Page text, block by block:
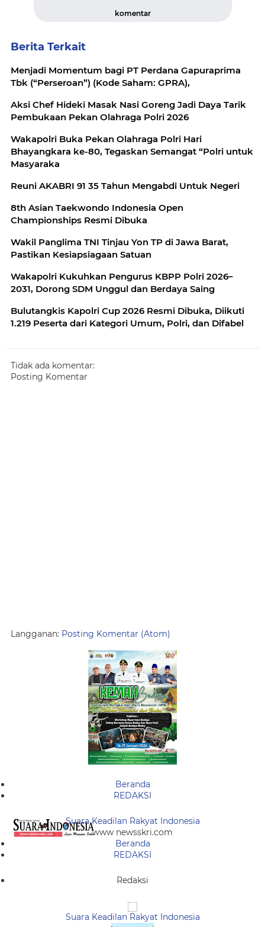
komentar
Berita Terkait
Menjadi Momentum bagi PT Perdana Gapuraprima
Tbk (“Perseroan”) (Kode Saham: GPRA),
Aksi Chef Hideki Masak Nasi Goreng Jadi Daya Tarik
Pembukaan Pekan Olahraga Polri 2026
Wakapolri Buka Pekan Olahraga Polri Hari
Bhayangkara ke-80, Tegaskan Semangat “Polri untuk
Masyaraka
Reuni AKABRI 91 35 Tahun Mengabdi Untuk Negeri
8th Asian Taekwondo Indonesia Open
Championships Resmi Dibuka
Wakil Panglima TNI Tinjau Yon TP di Jawa Barat,
Pastikan Kesiapsiagaan Satuan
Wakapolri Kukuhkan Pengurus KBPP Polri 2026–
2031, Dorong SDM Unggul dan Berdaya Saing
Bulutangkis Kapolri Cup 2026 Resmi Dibuka, Diikuti
1.219 Peserta dari Kategori Umum, Polri, dan Difabel
Tidak ada komentar:
Posting Komentar
Langganan: Posting Komentar (Atom)
Beranda
REDAKSI
Suara Keadilan Rakyat Indonesia
www newsskri.com
Beranda
REDAKSI
Redaksi
Suara Keadilan Rakyat Indonesia